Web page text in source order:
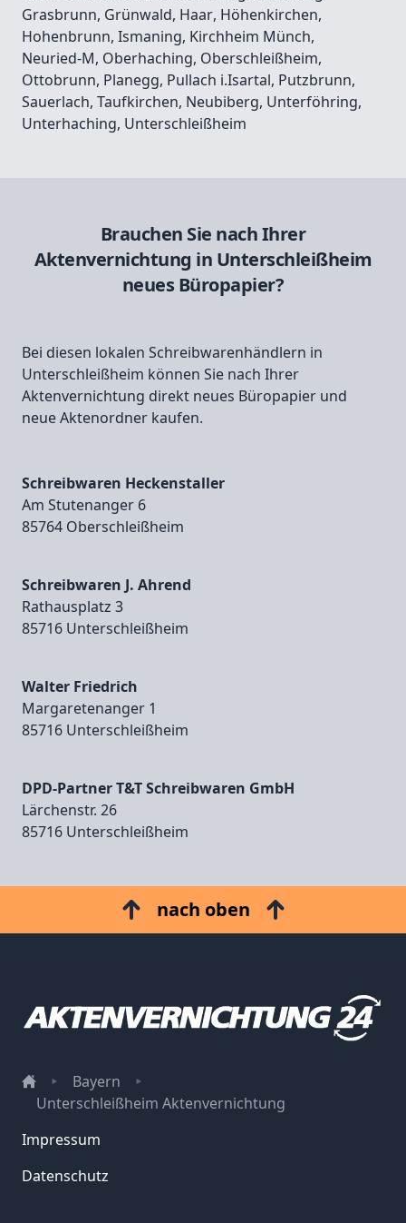
Grasbrunn, Grünwald, Haar, Höhenkirchen,
Hohenbrunn, Ismaning, Kirchheim Münch,
Neuried-M, Oberhaching, Oberschleißheim,
Ottobrunn, Planegg, Pullach i.Isartal, Putzbrunn,
Sauerlach, Taufkirchen, Neubiberg, Unterföhring,
Unterhaching, Unterschleißheim
Brauchen Sie nach Ihrer
Aktenvernichtung in Unterschleißheim
neues Büropapier?
Bei diesen lokalen Schreibwarenhändlern in
Unterschleißheim können Sie nach Ihrer
Aktenvernichtung direkt neues Büropapier und
neue Aktenordner kaufen.
Schreibwaren Heckenstaller
Am Stutenanger 6
85764 Oberschleißheim
Schreibwaren J. Ahrend
Rathausplatz 3
85716 Unterschleißheim
Walter Friedrich
Margaretenanger 1
85716 Unterschleißheim
DPD-Partner T&T Schreibwaren GmbH
Lärchenstr. 26
85716 Unterschleißheim
nach oben
Bayern
Unterschleißheim Aktenvernichtung
Impressum
Datenschutz